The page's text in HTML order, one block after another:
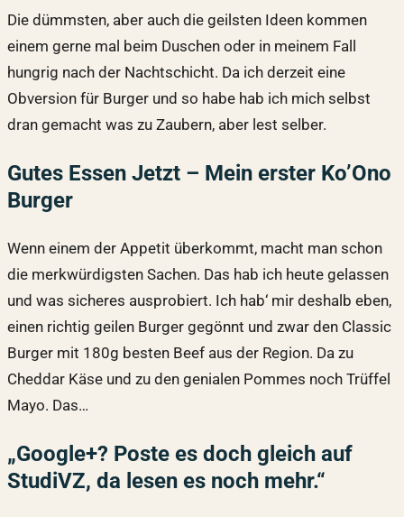
Die dümmsten, aber auch die geilsten Ideen kommen
einem gerne mal beim Duschen oder in meinem Fall
hungrig nach der Nachtschicht. Da ich derzeit eine
Obversion für Burger und so habe hab ich mich selbst
dran gemacht was zu Zaubern, aber lest selber.
Gutes Essen Jetzt – Mein erster Ko’Ono
Burger
Wenn einem der Appetit überkommt, macht man schon
die merkwürdigsten Sachen. Das hab ich heute gelassen
und was sicheres ausprobiert. Ich hab‘ mir deshalb eben,
einen richtig geilen Burger gegönnt und zwar den Classic
Burger mit 180g besten Beef aus der Region. Da zu
Cheddar Käse und zu den genialen Pommes noch Trüffel
Mayo. Das…
„Google+? Poste es doch gleich auf
StudiVZ, da lesen es noch mehr.“